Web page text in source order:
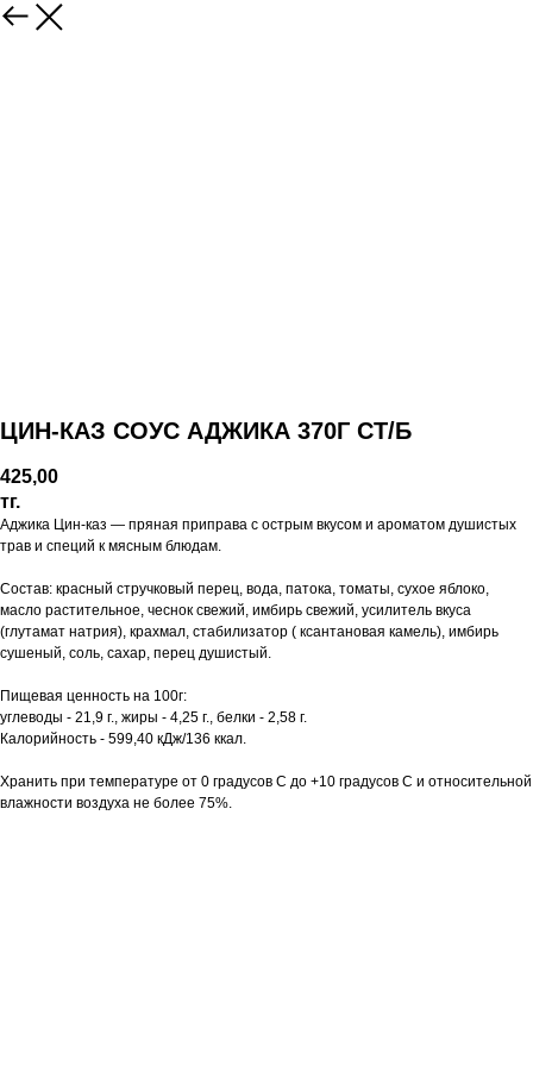
ЦИН-КАЗ СОУС АДЖИКА 370Г СТ/Б
425,00
тг.
Аджика Цин-каз — пряная приправа с острым вкусом и ароматом душистых
трав и специй к мясным блюдам.
Состав: красный стручковый перец, вода, патока, томаты, сухое яблоко,
масло растительное, чеснок свежий, имбирь свежий, усилитель вкуса
(глутамат натрия), крахмал, стабилизатор ( ксантановая камель), имбирь
сушеный, соль, сахар, перец душистый.
Пищевая ценность на 100г:
углеводы - 21,9 г., жиры - 4,25 г., белки - 2,58 г.
Калорийность - 599,40 кДж/136 ккал.
Хранить при температуре от 0 градусов С до +10 градусов С и относительной
влажности воздуха не более 75%.